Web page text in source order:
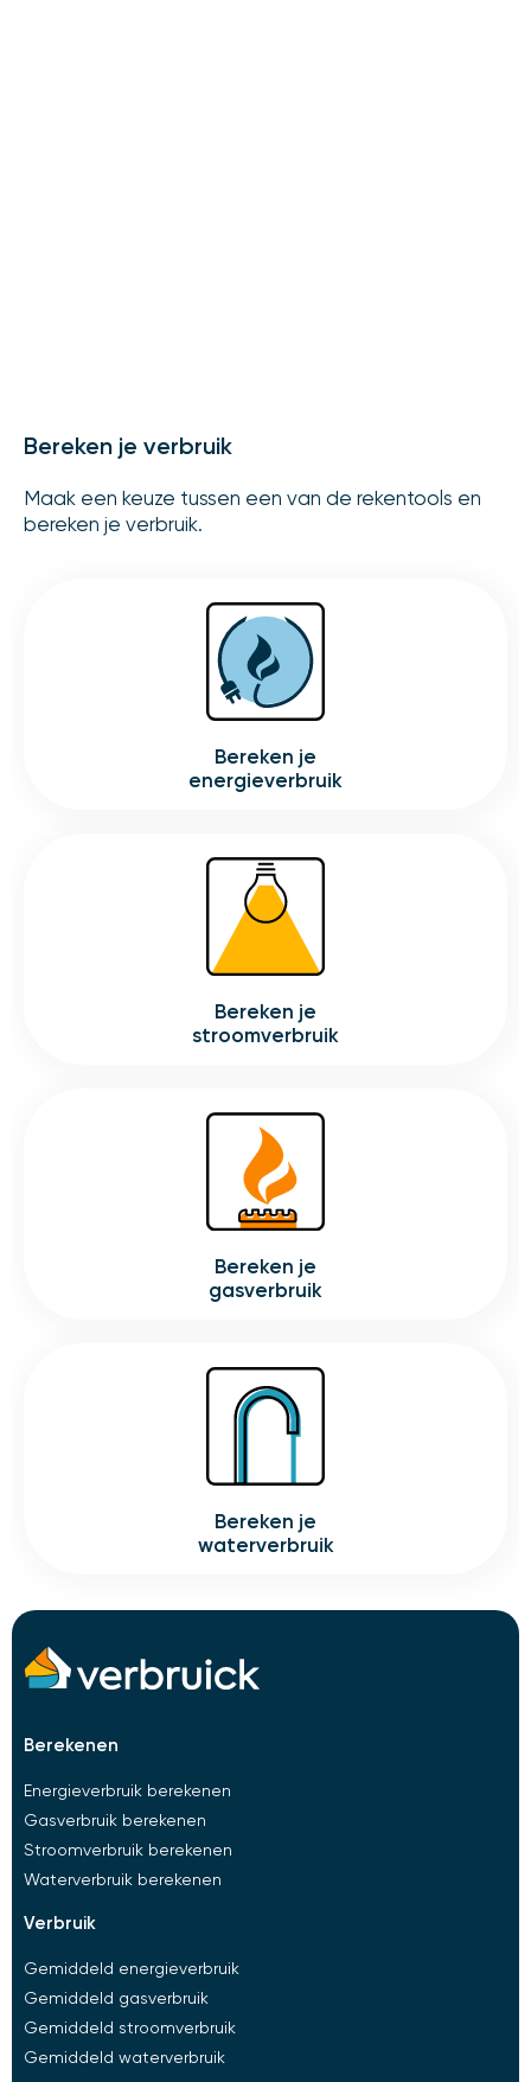
Bereken je verbruik
Maak een keuze tussen een van de rekentools en
bereken je verbruik.
bereken je
energieverbruik
bereken je
stroomverbruik
bereken je
gasverbruik
bereken je
waterverbruik
berekenen
Energieverbruik berekenen
Gasverbruik berekenen
Stroomverbruik berekenen
Waterverbruik berekenen
verbruik
Gemiddeld energieverbruik
Gemiddeld gasverbruik
Gemiddeld stroomverbruik
Gemiddeld waterverbruik